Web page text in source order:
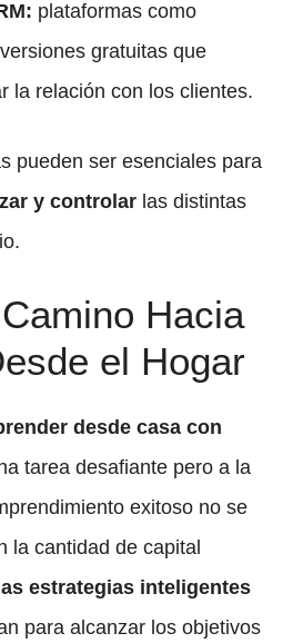
: plataformas como
gratuitas que
la relación con los clientes.
pueden ser esenciales para
y controlar las distintas
Hacia
el Hogar
desde casa con
tarea desafiante pero a la
exitoso no se
la cantidad de capital
las estrategias inteligentes
para alcanzar los objetivos